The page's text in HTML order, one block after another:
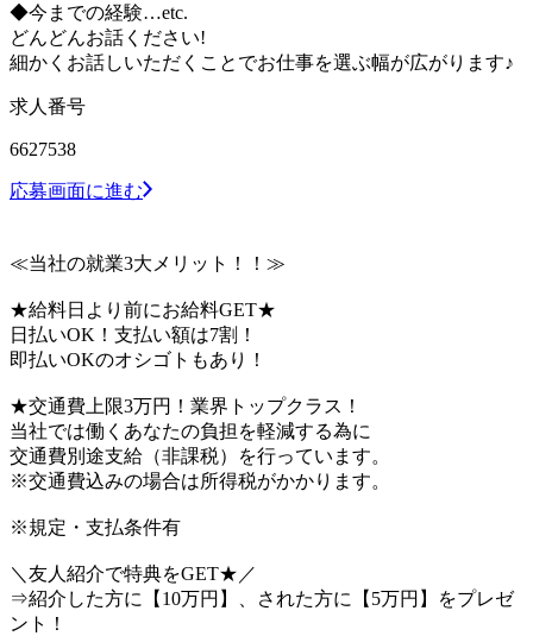
◆今までの経験…etc.
どんどんお話ください!
細かくお話しいただくことでお仕事を選ぶ幅が広がります♪
求人番号
6627538
応募画面に進む
≪当社の就業3大メリット！！≫
★給料日より前にお給料GET★
日払いOK！支払い額は7割！
即払いOKのオシゴトもあり！
★交通費上限3万円！業界トップクラス！
当社では働くあなたの負担を軽減する為に
交通費別途支給（非課税）を行っています。
※交通費込みの場合は所得税がかかります。
※規定・支払条件有
＼友人紹介で特典をGET★／
⇒紹介した方に【10万円】、された方に【5万円】をプレゼ
ント！